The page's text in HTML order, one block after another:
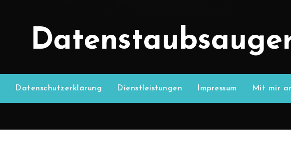
Datenschutzerklärung Dienstleistungen Impressum Mit mir